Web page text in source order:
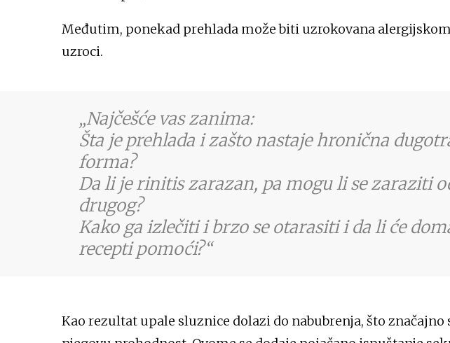
Međutim, ponekad prehlada može biti uzrokovana
uzroci.
Najčešće vas zanima:
Šta je prehlada i zašto nastaje hronična
forma?
Da li je rinitis zarazan, pa mogu li se zaraziti
drugog?
Kako ga izlečiti i brzo se otarasiti i da li će
recepti pomoći?
Kao rezultat upale sluznice dolazi do nabubrenja, što